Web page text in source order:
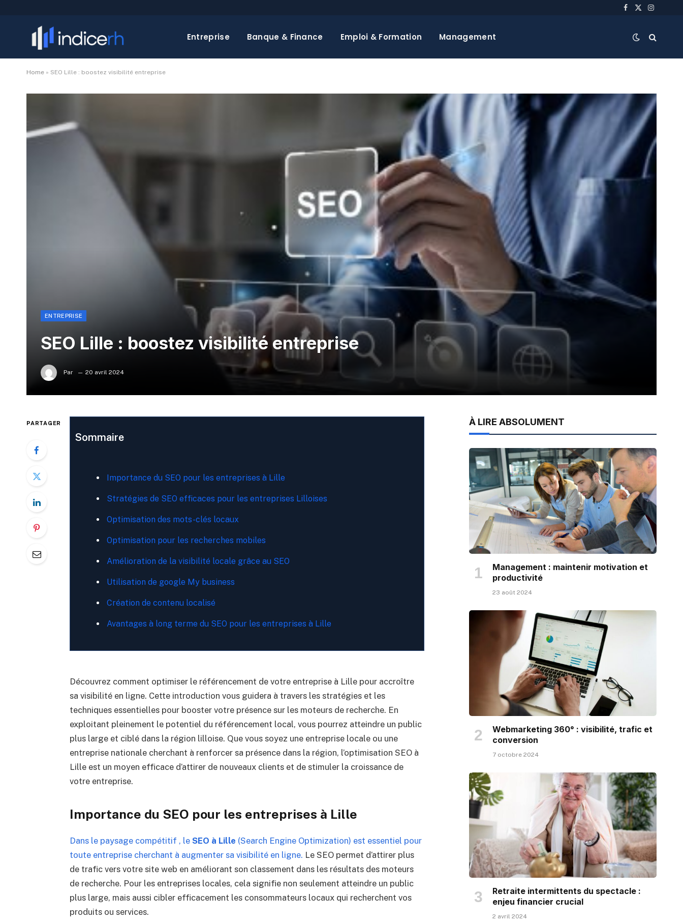
Facebook
X
Entreprise Banque & Finance Emploi & Formation Management
Home » SEO Lille : boostez visibilité entreprise
ENTREPRISE
SEO Lille : boostez visibilité entreprise
Par 20 avril 2024
PARTAGER
Sommaire
Importance du SEO pour les entreprises à Lille
Stratégies de SEO efficaces pour les entreprises Lilloises
Optimisation des mots-clés locaux
Optimisation pour les recherches mobiles
Amélioration de la visibilité locale grâce au SEO
Utilisation de google My business
Création de contenu localisé
Avantages à long terme du SEO pour les entreprises à Lille
Découvrez comment optimiser le référencement de votre entreprise à Lille pour accroître
sa visibilité en ligne. Cette introduction vous guidera à travers les stratégies et les
techniques essentielles pour booster votre présence sur les moteurs de recherche. En
exploitant pleinement le potentiel du référencement local, vous pourrez atteindre un public
plus large et ciblé dans la région lilloise. Que vous soyez une entreprise locale ou une
entreprise nationale cherchant à renforcer sa présence dans la région, l’optimisation SEO à
Lille est un moyen efficace d’attirer de nouveaux clients et de stimuler la croissance de
votre entreprise.
Importance du SEO pour les entreprises à Lille
Dans le paysage compétitif , le SEO à Lille (Search Engine Optimization) est essentiel pour
toute entreprise cherchant à augmenter sa visibilité en ligne. Le SEO permet d’attirer plus
de trafic vers votre site web en améliorant son classement dans les résultats des moteurs
de recherche. Pour les entreprises locales, cela signifie non seulement atteindre un public
plus large, mais aussi cibler efficacement les consommateurs locaux qui recherchent vos
produits ou services.
À LIRE ABSOLUMENT
Management : maintenir motivation et
productivité
23 août 2024
Webmarketing 360° : visibilité, trafic et
conversion
7 octobre 2024
Retraite intermittents du spectacle :
enjeu financier crucial
2 avril 2024